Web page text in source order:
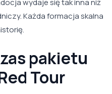
wydaje się tak inna niż
Każda formacja skalna
pakietu
Tour